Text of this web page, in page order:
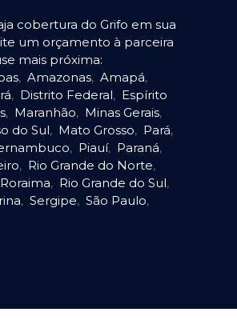
cobertura do Grifo em sua
um orçamento à parceira
mais próxima:
, Amazonas, Amapá,
, Distrito Federal, Espírito
, Maranhão, Minas Gerais,
do Sul, Mato Grosso, Pará,
, Piauí, Paraná,
, Rio Grande do Norte,
Roraima, Rio Grande do Sul,
, Sergipe, São Paulo,